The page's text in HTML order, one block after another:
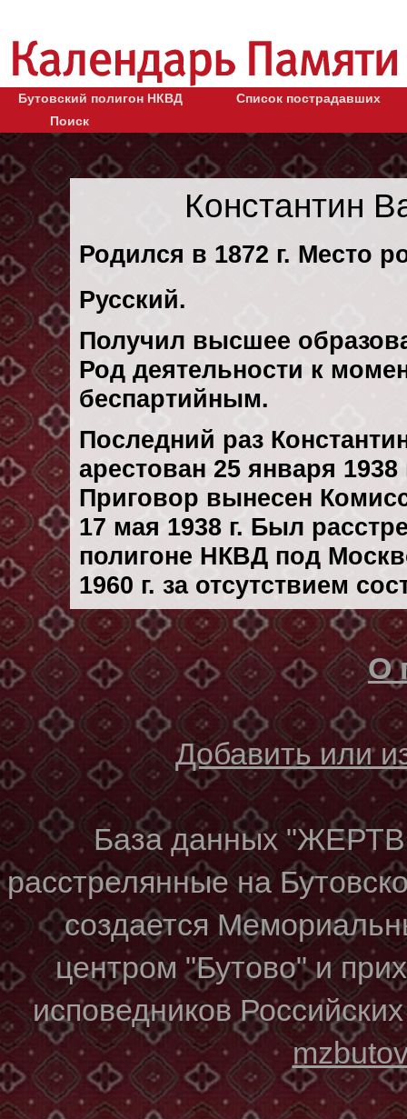
Бутовский полигон НКВД
Список пострадавших
Поиск
Константин
Родился в 1872 г. Место
Русский.
Получил высшее
Род деятельности к
беспартийным.
Последний раз
арестован 25 января 1938
Приговор вынесен
17 мая 1938 г. Был
полигоне НКВД под
1960 г. за отсутствием
О
Добавить или
База данных
расстрелянные на
создается
центром "Бутово" и
исповедников